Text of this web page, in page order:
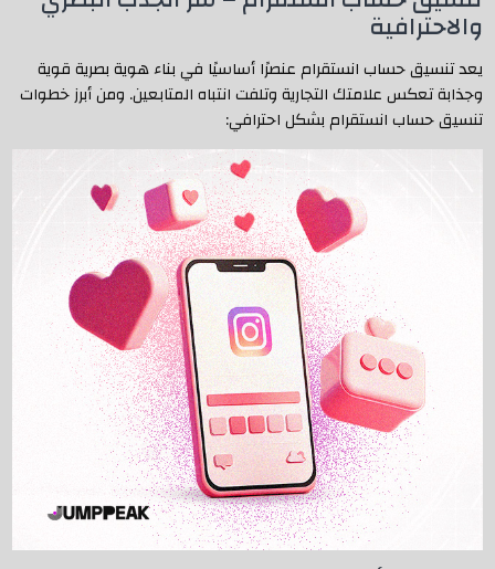
والاحترافية
يعد تنسيق حساب انستقرام عنصرًا أساسيًا في بناء هوية بصرية قوية
وجذابة تعكس علامتك التجارية وتلفت انتباه المتابعين. ومن أبرز خطوات
تنسيق حساب انستقرام بشكل احترافي: